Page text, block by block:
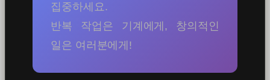
집중하세요.
반복 작업은 기계에게, 창의적인
일은 여러분에게!